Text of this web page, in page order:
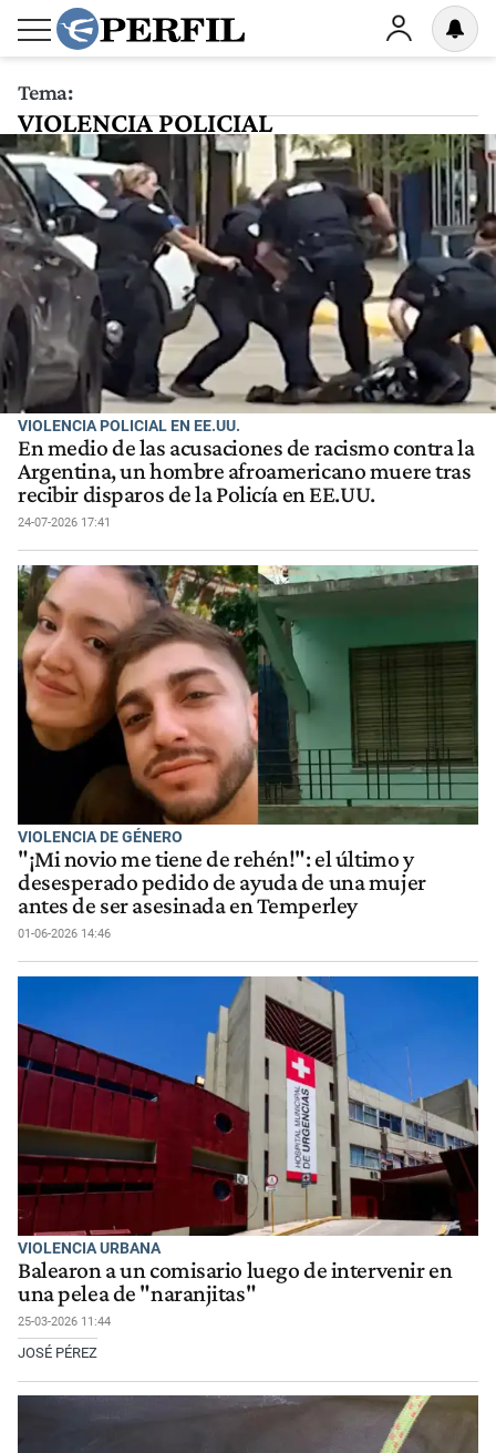
Tema:
VIOLENCIA POLICIAL
VIOLENCIA POLICIAL EN EE.UU.
En medio de las acusaciones de racismo contra la
Argentina, un hombre afroamericano muere tras
recibir disparos de la Policía en EE.UU.
24-07-2026 17:41
VIOLENCIA DE GÉNERO
"¡Mi novio me tiene de rehén!": el último y
desesperado pedido de ayuda de una mujer
antes de ser asesinada en Temperley
01-06-2026 14:46
VIOLENCIA URBANA
Balearon a un comisario luego de intervenir en
una pelea de "naranjitas"
25-03-2026 11:44
JOSÉ PÉREZ